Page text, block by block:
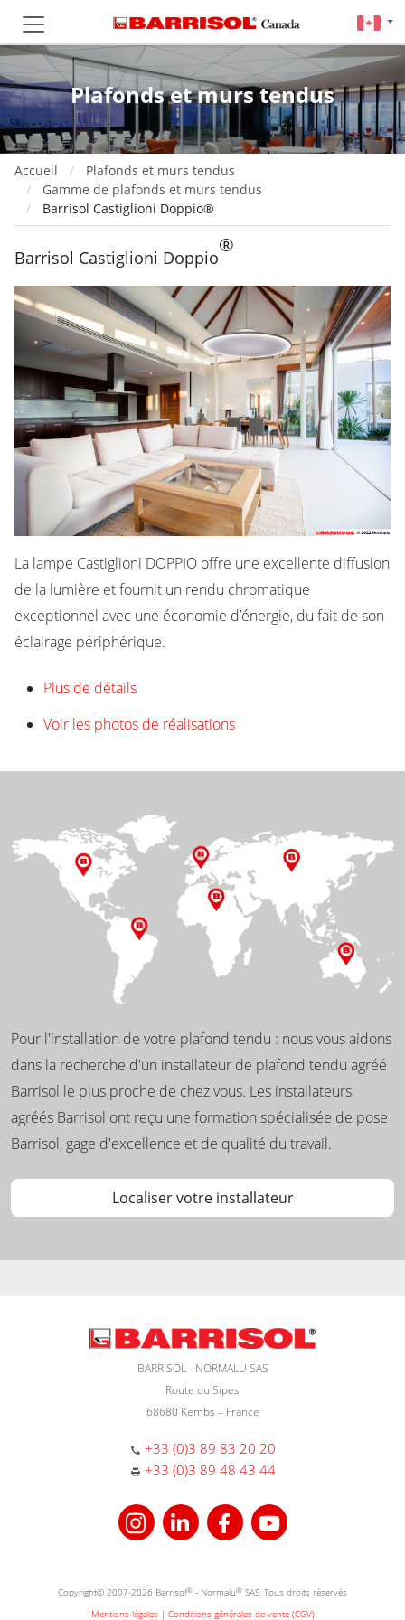
Plafonds et murs tendus
Accueil
Plafonds et murs tendus
Gamme de plafonds et murs tendus
Barrisol Castiglioni Doppio®
Barrisol Castiglioni Doppio
®
La lampe Castiglioni DOPPIO offre une excellente diffusion
de la lumière et fournit un rendu chromatique
exceptionnel avec une économie d’énergie, du fait de son
éclairage périphérique.
Plus de détails
Voir les photos de réalisations
Pour l'installation de votre plafond tendu : nous vous aidons
dans la recherche d'un installateur de plafond tendu agréé
Barrisol le plus proche de chez vous. Les installateurs
agréés Barrisol ont reçu une formation spécialisée de pose
Barrisol, gage d'excellence et de qualité du travail.
Localiser votre installateur
BARRISOL - NORMALU SAS
Route du Sipes
68680 Kembs – France
+33 (0)3 89 83 20 20
+33 (0)3 89 48 43 44
Copyright© 2007-2026 Barrisol® - Normalu® SAS. Tous droits réservés
Mentions légales| Conditions générales de vente (CGV)